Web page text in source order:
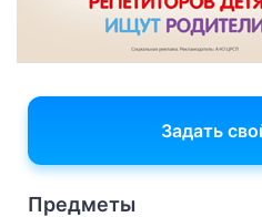
Задать
Предметы